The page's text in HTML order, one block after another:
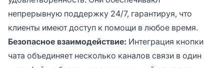
непрерывную поддержку 24/7, гарантируя, что
клиенты имеют доступ к помощи в любое время.
Безопасное взаимодействие: Интеграция кнопки
чата объединяет несколько каналов связи в один